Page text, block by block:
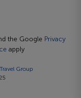
the Google Privacy
apply
Group